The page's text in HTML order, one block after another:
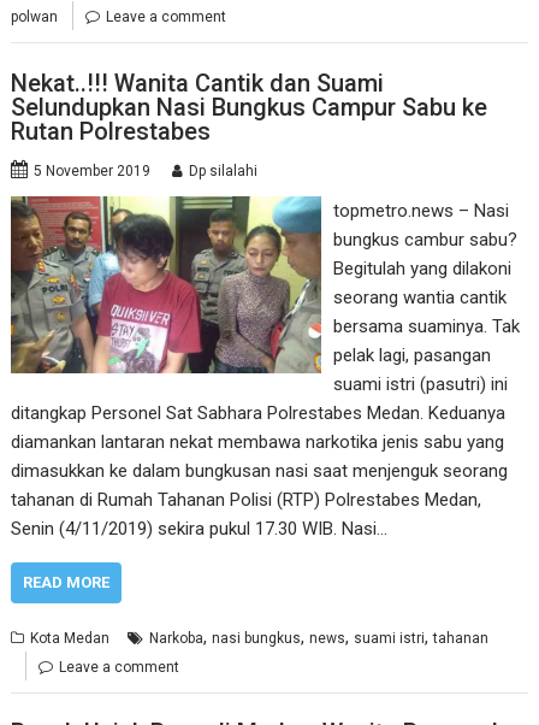
polwan Leave a comment
Nekat..!!! Wanita Cantik dan Suami
Selundupkan Nasi Bungkus Campur Sabu ke
Rutan Polrestabes
5 November 2019 Dp silalahi
topmetro.news – Nasi
bungkus cambur sabu?
Begitulah yang dilakoni
seorang wantia cantik
bersama suaminya. Tak
pelak lagi, pasangan
suami istri (pasutri) ini
ditangkap Personel Sat Sabhara Polrestabes Medan. Keduanya
diamankan lantaran nekat membawa narkotika jenis sabu yang
dimasukkan ke dalam bungkusan nasi saat menjenguk seorang
tahanan di Rumah Tahanan Polisi (RTP) Polrestabes Medan,
Senin (4/11/2019) sekira pukul 17.30 WIB. Nasi…
READ MORE
Kota Medan Narkoba,nasi bungkus,news, suami istri,tahanan
Leave a comment